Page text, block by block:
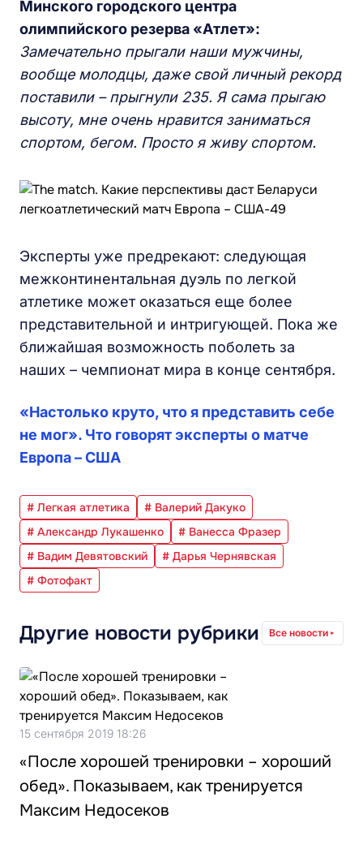
Минского городского центра
олимпийского резерва «Атлет»:
Замечательно прыгали наши мужчины,
вообще молодцы, даже свой личный рекорд
поставили – прыгнули 235. Я сама прыгаю
высоту, мне очень нравится заниматься
спортом, бегом. Просто я живу спортом.
Эксперты уже предрекают: следующая
межконтинентальная дуэль по легкой
атлетике может оказаться еще более
представительной и интригующей. Пока же
ближайшая возможность поболеть за
наших – чемпионат мира в конце сентября.
«Настолько круто, что я представить себе
не мог». Что говорят эксперты о матче
Европа – США
# Легкая атлетика
# Валерий Дакуко
# Александр Лукашенко
# Ванесса Фразер
# Вадим Девятовский
# Дарья Чернявская
# Фотофакт
Другие новости рубрики Все новости
15 сентября 2019 18:26
«После хорошей тренировки – хороший
обед». Показываем, как тренируется
Максим Недосеков